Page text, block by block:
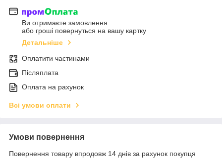
Ви отримаєте замовлення
або гроші повернуться на вашу картку
Детальніше
Оплатити частинами
Післяплата
Оплата на рахунок
Всі умови оплати
Умови повернення
Повернення товару впродовж 14 днів за рахунок покупця